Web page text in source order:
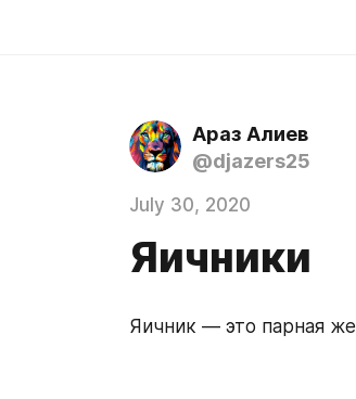
Араз Алиев
@djazers25
July 30, 2020
Яичники
Яичник — это парная